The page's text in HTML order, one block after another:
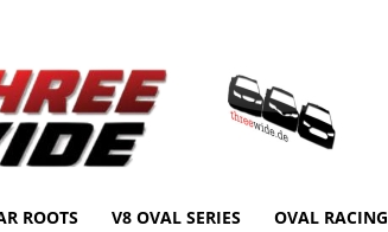
ROOTS V8 OVAL SERIES OVAL RACING